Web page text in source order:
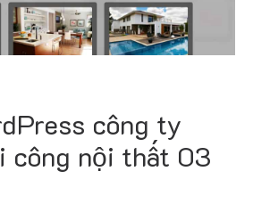
công ty
công nội thất 03